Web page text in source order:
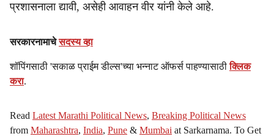
प्रशासनाला द्यावी, असेही आवाहन वीर यांनी केले आहे.
सरकारनामाचेसदस्य व्हा
शॉपिंगसाठी 'सकाळ प्राईम डील्स'च्या भन्नाट ऑफर्स पाहण्यासाठीक्लिक
करा.
Read Latest Marathi Political News, Breaking Political News
from Maharashtra, India, Pune & Mumbai at Sarkarnama. To Get